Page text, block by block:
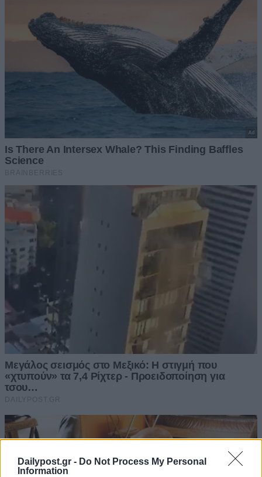
Dailypost.gr - Do Not Process My Personal
Information